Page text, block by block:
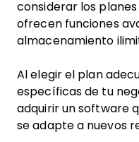
considerar los
ofrecen funciones
almacenamiento
Al elegir el plan
específicas de tu
adquirir un software
se adapte a nuevos